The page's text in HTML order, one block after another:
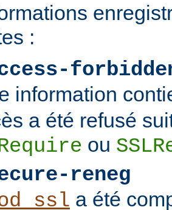
:
information
a été refusé
ou
reneg
a été